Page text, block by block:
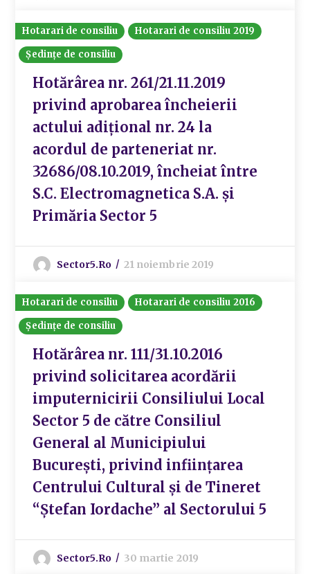
Hotarari de consiliu
Hotarari de consiliu 2019
Ședințe de consiliu
Hotărârea nr. 261/21.11.2019
privind aprobarea încheierii
actului adițional nr. 24 la
acordul de parteneriat nr.
32686/08.10.2019, încheiat între
S.C. Electromagnetica S.A. și
Primăria Sector 5
Sector5.ro 21 noiembrie 2019
Hotarari de consiliu
Hotarari de consiliu 2016
Ședințe de consiliu
Hotărârea nr. 111/31.10.2016
privind solicitarea acordării
imputernicirii Consiliului Local
Sector 5 de către Consiliul
General al Municipiului
București, privind inființarea
Centrului Cultural și de Tineret
“Ștefan Iordache” al Sectorului 5
Sector5.ro 30 martie 2019